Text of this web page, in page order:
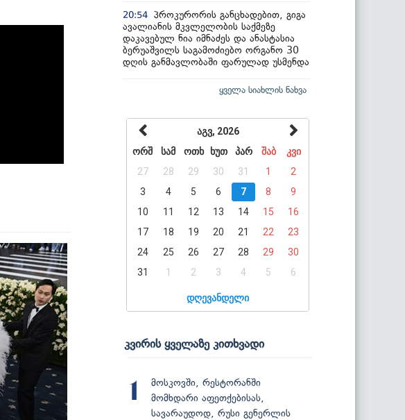
20:54 პროკურორის განცხადებით, გიგა
ავალიანის მკვლელობის საქმეზე
დაკავებულ ნია იმნაძეს და ანასტასია
ბერუაშვილს საგამოძიებო ორგანო 30
დღის განმავლობაში ფარულად უსმენდა
ყველა სიახლის ნახვა
აგვ, 2026
ორშ
სამ ოთხ ხუთ პარ შაბ
კვი
27
28 29 30 31 1
2
3
4 5 6 7 8
9
10
11 12 13 14 15
16
17
18 19 20 21 22
23
24
25 26 27 28 29
30
31
1 2 3 4 5 6
დღევანდელი
კვირის ყველაზე კითხვადი
1
მოსკოვში, რესტორანში
მომხდარი აფეთქებისას,
სავარაუდოდ, რუსი გენერლის